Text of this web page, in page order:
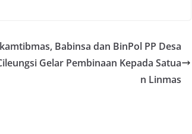
Babinsa dan BinPol PP Desa
Gelar Pembinaan Kepada Satua
n Linmas